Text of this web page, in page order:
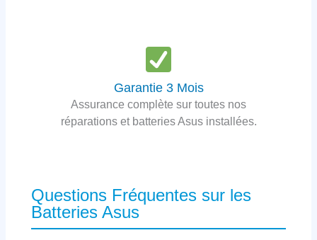
Garantie 3 Mois
Assurance complète sur toutes nos
réparations et batteries Asus installées.
Questions Fréquentes sur les
Batteries Asus